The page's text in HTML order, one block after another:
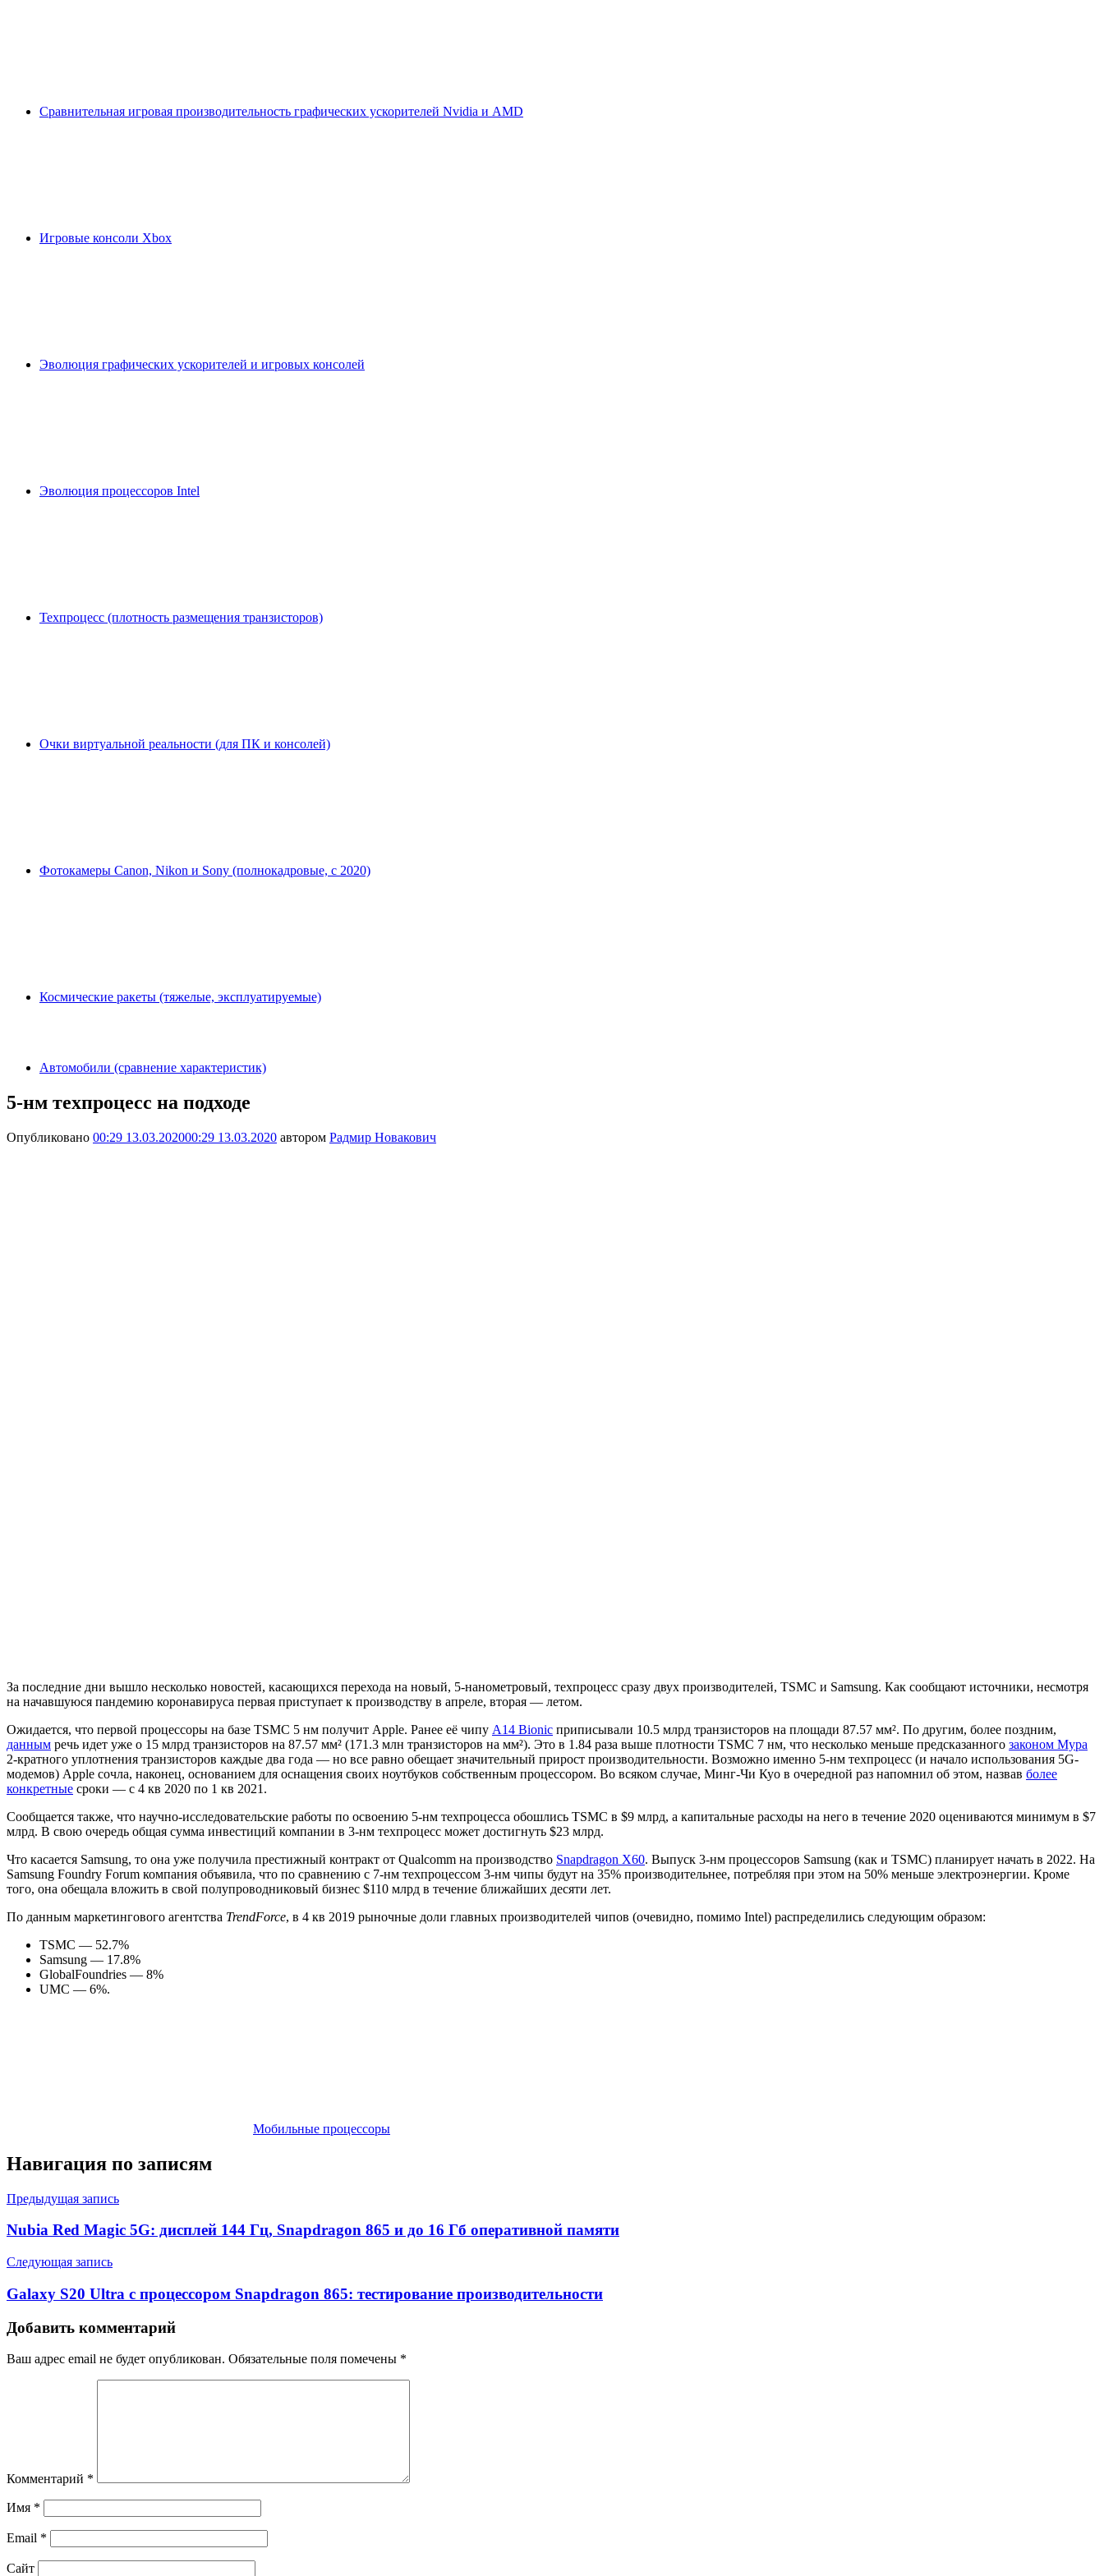
Сравнительная игровая производительность графических ускорителей Nvidia и AMD
Игровые консоли Xbox
Эволюция графических ускорителей и игровых консолей
Эволюция процессоров Intel
Техпроцесс (плотность размещения транзисторов)
Очки виртуальной реальности (для ПК и консолей)
Фотокамеры Canon, Nikon и Sony (полнокадровые, с 2020)
Космические ракеты (тяжелые, эксплуатируемые)
Автомобили (сравнение характеристик)
5-нм техпроцесс на подходе
Опубликовано 00:29 13.03.202000:29 13.03.2020 автором Радмир Новакович
За последние дни вышло несколько новостей, касающихся перехода на новый, 5-нанометровый, техпроцесс сразу двух производителей, TSMC и Samsung. Как сообщают источники, несмотря
на начавшуюся пандемию коронавируса первая приступает к производству в апреле, вторая — летом.
Ожидается, что первой процессоры на базе TSMC 5 нм получит Apple. Ранее её чипу A14 Bionic приписывали 10.5 млрд транзисторов на площади 87.57 мм². По другим, более поздним,
данным речь идет уже о 15 млрд транзисторов на 87.57 мм² (171.3 млн транзисторов на мм²). Это в 1.84 раза выше плотности TSMC 7 нм, что несколько меньше предсказанного законом Мура
2-кратного уплотнения транзисторов каждые два года — но все равно обещает значительный прирост производительности. Возможно именно 5-нм техпроцесс (и начало использования 5G-
модемов) Apple сочла, наконец, основанием для оснащения своих ноутбуков собственным процессором. Во всяком случае, Минг-Чи Куо в очередной раз напомнил об этом, назвав более
конкретные сроки — с 4 кв 2020 по 1 кв 2021.
Сообщается также, что научно-исследовательские работы по освоению 5-нм техпроцесса обошлись TSMC в $9 млрд, а капитальные расходы на него в течение 2020 оцениваются минимум в $7
млрд. В свою очередь общая сумма инвестиций компании в 3-нм техпроцесс может достигнуть $23 млрд.
Что касается Samsung, то она уже получила престижный контракт от Qualcomm на производство Snapdragon X60. Выпуск 3-нм процессоров Samsung (как и TSMC) планирует начать в 2022. На
Samsung Foundry Forum компания объявила, что по сравнению с 7-нм техпроцессом 3-нм чипы будут на 35% производительнее, потребляя при этом на 50% меньше электроэнергии. Кроме
того, она обещала вложить в свой полупроводниковый бизнес $110 млрд в течение ближайших десяти лет.
По данным маркетингового агентства TrendForce, в 4 кв 2019 рыночные доли главных производителей чипов (очевидно, помимо Intel) распределились следующим образом:
TSMC — 52.7%
Samsung — 17.8%
GlobalFoundries — 8%
UMC — 6%.
Мобильные процессоры
Навигация по записям
Предыдущая запись
Nubia Red Magic 5G: дисплей 144 Гц, Snapdragon 865 и до 16 Гб оперативной памяти
Следующая запись
Galaxy S20 Ultra с процессором Snapdragon 865: тестирование производительности
Добавить комментарий
Ваш адрес email не будет опубликован. Обязательные поля помечены *
Комментарий *
Имя *
Email *
Сайт